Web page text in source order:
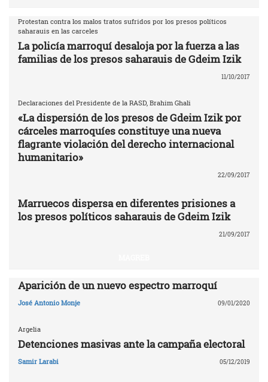
Protestan contra los malos tratos sufridos por los presos políticos
saharauis en las carceles
La policía marroquí desaloja por la fuerza a las
familias de los presos saharauis de Gdeim Izik
11/10/2017
Declaraciones del Presidente de la RASD, Brahim Ghali
«La dispersión de los presos de Gdeim Izik por
cárceles marroquíes constituye una nueva
flagrante violación del derecho internacional
humanitario»
22/09/2017
Marruecos dispersa en diferentes prisiones a
los presos políticos saharauis de Gdeim Izik
21/09/2017
Aparición de un nuevo espectro marroquí
José Antonio Monje 09/01/2020
Argelia
Detenciones masivas ante la campaña electoral
Samir Larabi 05/12/2019